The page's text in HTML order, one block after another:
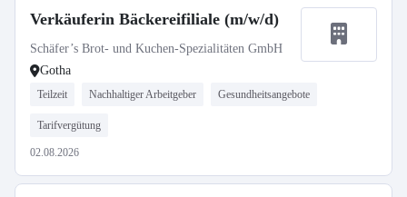
Verkäuferin Bäckereifiliale (m/w/d)
Schäfer’s Brot- und Kuchen-Spezialitäten GmbH
Gotha
Teilzeit Nachhaltiger Arbeitgeber Gesundheitsangebote
Tarifvergütung
02.08.2026